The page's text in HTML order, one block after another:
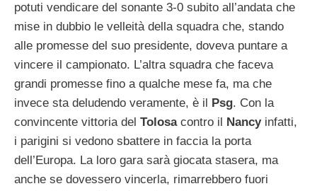
potuti vendicare del sonante 3-0 subito all’andata che
mise in dubbio le velleità della squadra che, stando
alle promesse del suo presidente, doveva puntare a
vincere il campionato. L’altra squadra che faceva
grandi promesse fino a qualche mese fa, ma che
invece sta deludendo veramente, è il
Psg. Con la
convincente vittoria del Tolosa contro il Nancy infatti,
i parigini si vedono sbattere in faccia la porta
dell’Europa. La loro gara sarà giocata stasera, ma
anche se dovessero vincerla, rimarrebbero fuori